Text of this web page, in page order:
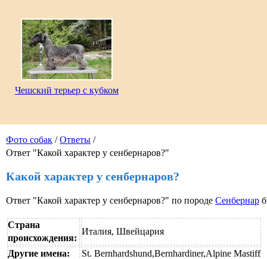
Фото собак /Ответы /
Ответ "Какой характер у сенбернаров?"
Какой характер у сенбернаров?
Ответ "Какой характер у сенбернаров?" по породе Сенбернар
Страна
происхождения:
Италия, Швейцария
Другие имена:
St. Bernhardshund,Bernhardiner,Alpine Mastiff
Чешский терьер с кубком